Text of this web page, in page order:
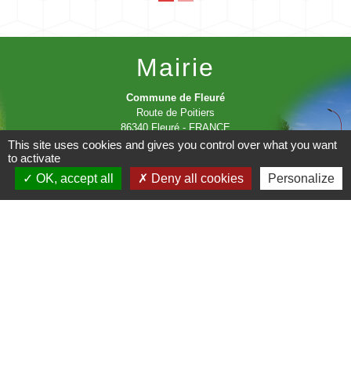
Mairie
Commune de Fleuré
Route de Poitiers
86340 Fleuré - FRANCE
+33 5 49 42 60 15
Contact par formulaire
This site uses cookies and gives you control over what you want
to activate
OK, accept all
Deny all cookies Personalize